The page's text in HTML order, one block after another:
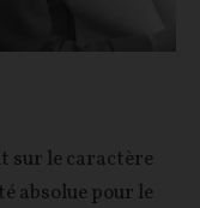
sur le caractère
absolue pour le